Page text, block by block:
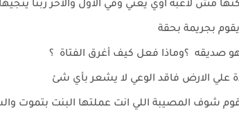
مش لاعبة اوي يعني وفي الاول والاخر ربنا ينجيها
يقوم بجريمة بحقة
صديقه ؟وماذا فعل كيف أغرق الفتاة ؟
علي الارض فاقد الوعي لا يشعر بأي شئ
شوف المصيبة اللي انت عملتها البنت بتموت